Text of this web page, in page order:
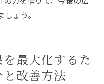
ょう。
最大化するた
改善方法